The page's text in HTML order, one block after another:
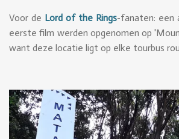
Voor de Lord of the Rings-fanaten: een
eerste film werden opgenomen op
want deze locatie ligt op elke tourbus